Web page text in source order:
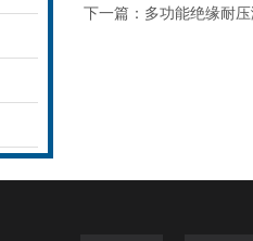
下一篇： 多功能绝缘耐